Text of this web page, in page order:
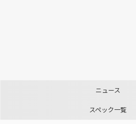
ニュース
スペック一覧